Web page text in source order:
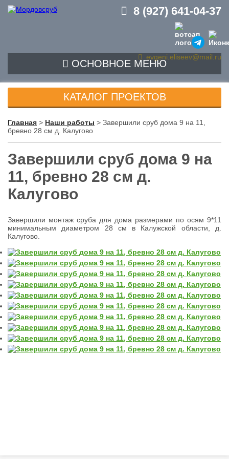
8 (927) 641-04-37
evgeni.eliseev@mail.ru
ОСНОВНОЕ МЕНЮ
ГЛАВНАЯ
ПРОЕКТЫ
ЦЕНЫ
ПОРТФОЛИО
ОТЗЫВЫ
КОНТАКТЫ
КАТАЛОГ ПРОЕКТОВ
Главная > Наши работы > Завершили сруб дома 9 на 11,
бревно 28 см д. Калугово
Завершили сруб дома 9 на
11, бревно 28 см д.
Калугово
Завершили монтаж сруба для дома размерами по осям 9*11
минимальным диаметром 28 см в Калужской области, д.
Калугово.